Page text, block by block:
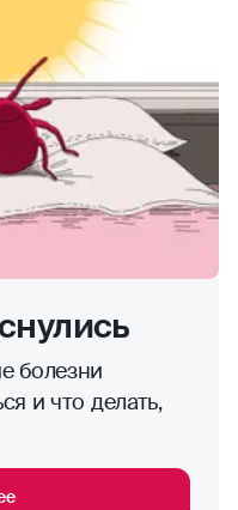
болезни
и что делать,